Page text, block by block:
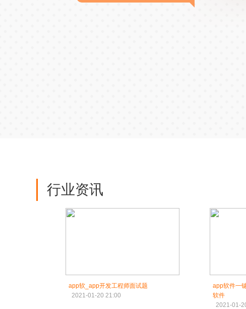
行业资讯
app软_app开发工程师面试题
2021-01-20 21:00
app软件一
软件
2021-01-